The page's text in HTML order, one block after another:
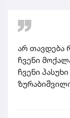
არ თავდება
ჩვენი
ჩვენი